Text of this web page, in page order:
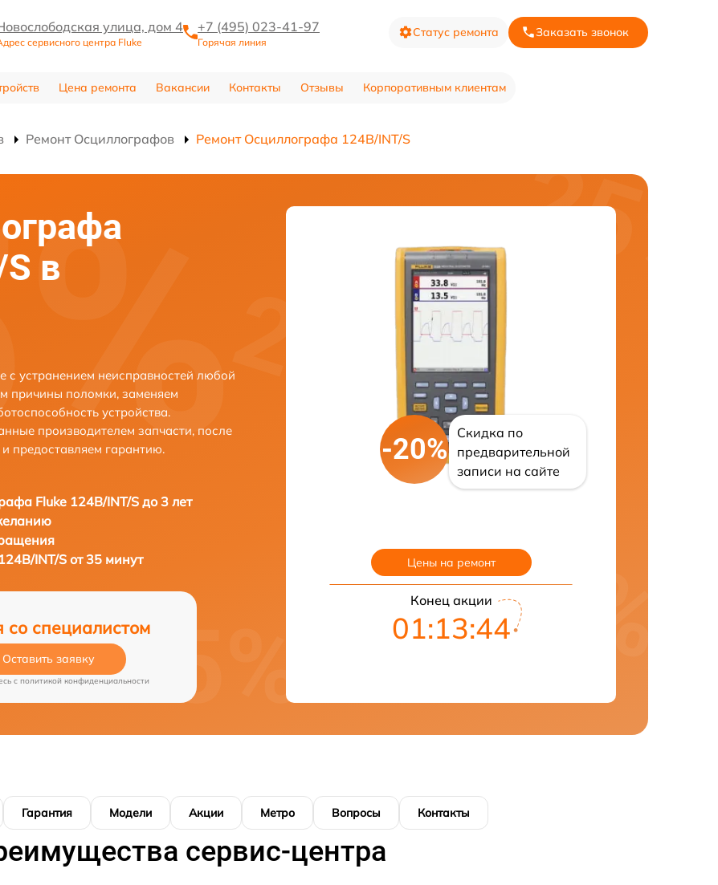
улица, дом 4
сервисного центра Fluke
+7 (495) 023-41-97
Горячая линия
Статус ремонта Заказать звонок
Цена ремонта Вакансии Контакты Отзывы Корпоративным клиентам
Ремонт Осциллографов Ремонт Осциллографа 124B/INT/S
в
с устранением неисправностей любой
причины поломки, заменяем
устройства.
производителем запчасти, после
предоставляем гарантию.
Fluke 124B/INT/S до 3 лет
INT/S от 35 минут
со специалистом
Оставить заявку
c политикой конфиденциальности
-20%
Скидка по
предварительной
записи на сайте
Цены на ремонт
Конец акции
01:13:43
Гарантия Модели Акции Метро Вопросы Контакты
сервис-центра